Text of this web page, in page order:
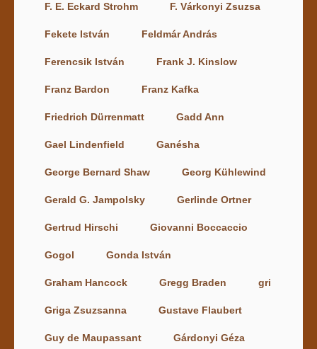
F. E. Eckard Strohm F. Várkonyi Zsuzsa
Fekete István Feldmár András
Ferencsik István Frank J. Kinslow
Franz Bardon Franz Kafka
Friedrich Dürrenmatt Gadd Ann
Gael Lindenfield Ganésha
George Bernard Shaw Georg Kühlewind
Gerald G. Jampolsky Gerlinde Ortner
Gertrud Hirschi Giovanni Boccaccio
Gogol Gonda István
Graham Hancock Gregg Braden gri
Griga Zsuzsanna Gustave Flaubert
Guy de Maupassant Gárdonyi Géza